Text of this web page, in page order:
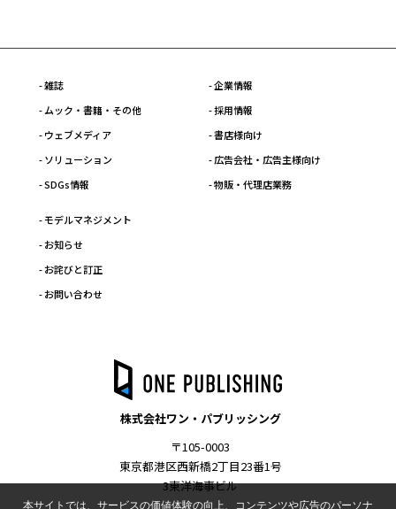
- 雑誌
- ムック・書籍・その他
- ウェブメディア
- ソリューション
- SDGs情報
- 企業情報
- 採用情報
- 書店様向け
- 広告会社・広告主様向け
- 物販・代理店業務
- モデルマネジメント
- お知らせ
- お詫びと訂正
- お問い合わせ
株式会社ワン・パブリッシング
〒105-0003
東京都港区西新橋2丁目23番1号
3東洋海事ビル
本サイトでは、サービスの価値体験の向上、コンテンツや広告のパーソナ